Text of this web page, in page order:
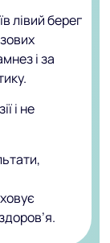
лівий берег
і за
і не